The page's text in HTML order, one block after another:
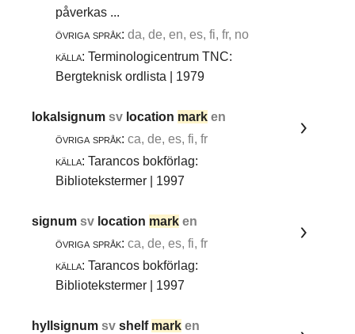
påverkas ...
övriga språk: da, de, en, es, fi, fr, no
källa: Terminologicentrum TNC:
Bergteknisk ordlista | 1979
lokalsignumsv location mark en
övriga språk: ca, de, es, fi, fr
källa: Tarancos bokförlag:
Bibliotekstermer | 1997
signumsv location mark en
övriga språk: ca, de, es, fi, fr
källa: Tarancos bokförlag:
Bibliotekstermer | 1997
hyllsignumsvshelf mark en